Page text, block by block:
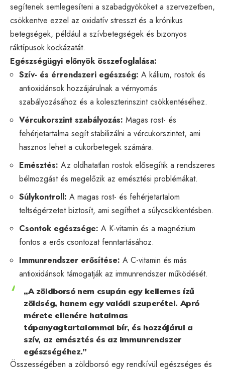
segítenek semlegesíteni a szabadgyököket a szervezetben,
csökkentve ezzel az oxidatív stresszt és a krónikus
betegségek, például a szívbetegségek és bizonyos
ráktípusok kockázatát.
Egészségügyi előnyök összefoglalása:
Szív- és érrendszeri egészség: A kálium, rostok és
antioxidánsok hozzájárulnak a vérnyomás
szabályozásához és a koleszterinszint csökkentéséhez.
Vércukorszint szabályozás: Magas rost- és
fehérjetartalma segít stabilizálni a vércukorszintet, ami
hasznos lehet a cukorbetegek számára.
Emésztés: Az oldhatatlan rostok elősegítik a rendszeres
bélmozgást és megelőzik az emésztési problémákat.
Súlykontroll: A magas rost- és fehérjetartalom
teltségérzetet biztosít, ami segíthet a súlycsökkentésben.
Csontok egészsége: A K-vitamin és a magnézium
fontos a erős csontozat fenntartásához.
Immunrendszer erősítése: A C-vitamin és más
antioxidánsok támogatják az immunrendszer működését.
„A zöldborsó nem csupán egy kellemes ízű
zöldség, hanem egy valódi szuperétel. Apró
mérete ellenére hatalmas
tápanyagtartalommal bír, és hozzájárul a
szív, az emésztés és az immunrendszer
egészségéhez.”
Összességében a zöldborsó egy rendkívül egészséges és